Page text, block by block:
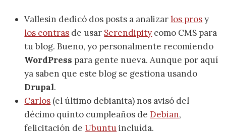
Vallesin dedicó dos posts a analizarlos prosy
los contras de usar Serendipity como CMS para
tu blog. Bueno, yo personalmente recomiendo
WordPress para gente nueva. Aunque por aquí
ya saben que este blog se gestiona usando
Drupal.
Carlos (el último debianita) nos avisó del
décimo quinto cumpleaños deDebian,
felicitación deUbuntuincluída.